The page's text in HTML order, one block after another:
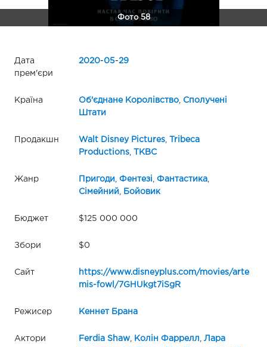
Фото 58
Дата
прем'єри
2020-05-29
Країна Об'єднане Королівство,
Сполучені
Штати
Продакшн Walt Disney Pictures,
Tribeca
Productions, TKBC
Жанр Пригоди Фентезі Фантастика,
Сімейний
Бойовик
Бюджет $125 000 000
Збори $0
Сайт
https://www.disneyplus.com/movies/arte
mis-fowl/7GHUkgt7iSgR
Режисер Кеннет Брана
Актори Ferdia Shaw, Колін Фаррелл
Лара